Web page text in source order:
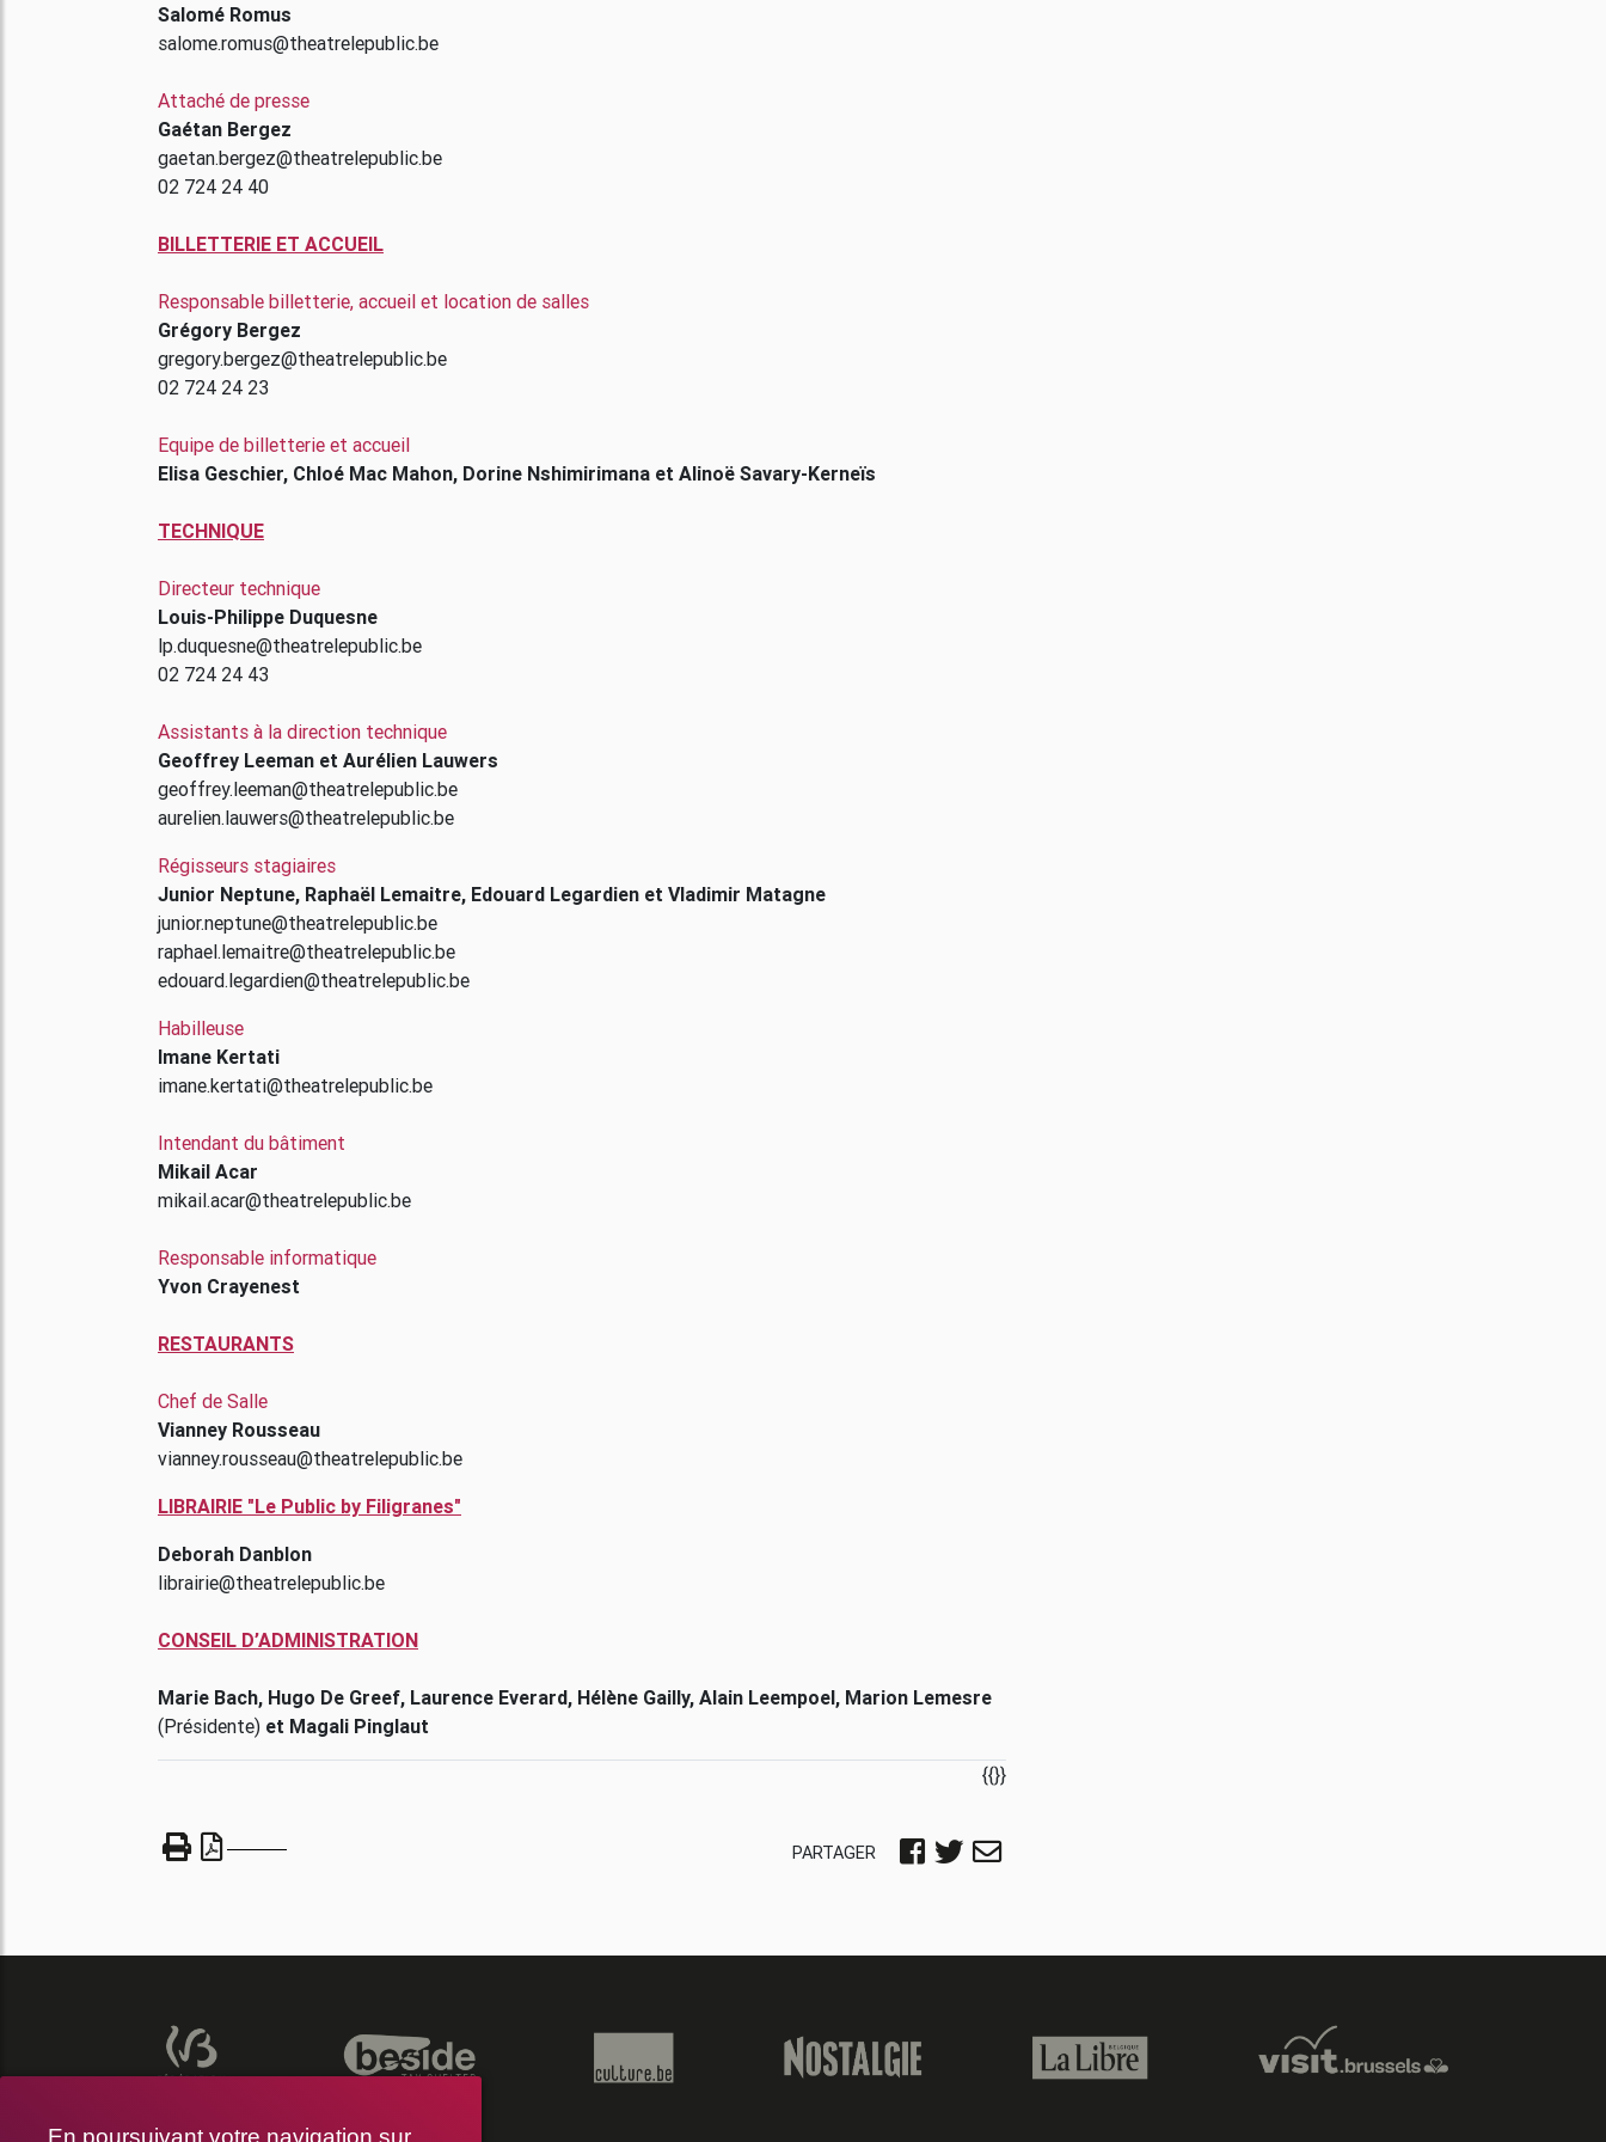
En poursuivant votre navigation sur
Salomé Romus
salome.romus@theatrelepublic.be
Attaché de presse
Gaétan Bergez
gaetan.bergez@theatrelepublic.be
02 724 24 40
BILLETTERIE ET ACCUEIL
Responsable billetterie, accueil et location de salles
Grégory Bergez
gregory.bergez@theatrelepublic.be
02 724 24 23
Equipe de billetterie et accueil
Elisa Geschier, Chloé Mac Mahon, Dorine Nshimirimana et Alinoë Savary-Kerneïs
TECHNIQUE
Directeur technique
Louis-Philippe Duquesne
lp.duquesne@theatrelepublic.be
02 724 24 43
Assistants à la direction technique
Geoffrey Leeman et Aurélien Lauwers
geoffrey.leeman@theatrelepublic.be
aurelien.lauwers@theatrelepublic.be
Régisseurs stagiaires
Junior Neptune, Raphaël Lemaitre, Edouard Legardien et Vladimir Matagne
junior.neptune@theatrelepublic.be
raphael.lemaitre@theatrelepublic.be
edouard.legardien@theatrelepublic.be
Habilleuse
Imane Kertati
imane.kertati@theatrelepublic.be
Intendant du bâtiment
Mikail Acar
mikail.acar@theatrelepublic.be
Responsable informatique
Yvon Crayenest
RESTAURANTS
Chef de Salle
Vianney Rousseau
vianney.rousseau@theatrelepublic.be
LIBRAIRIE "Le Public by Filigranes"
Deborah Danblon
librairie@theatrelepublic.be
CONSEIL D’ADMINISTRATION
Marie Bach, Hugo De Greef, Laurence Everard, Hélène Gailly, Alain Leempoel, Marion Lemesre
(Présidente) et Magali Pinglaut
{{}}
PARTAGER